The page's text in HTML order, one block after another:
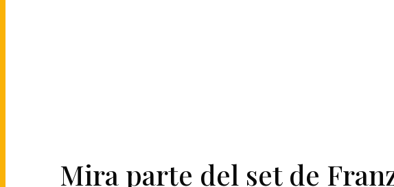
Mira parte del set de